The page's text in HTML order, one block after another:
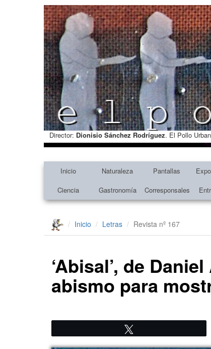
Director: Dionisio Sánchez Rodríguez. El Pollo
Inicio Naturaleza Pantallas
Ciencia
Gastronomía Corresponsales
Inicio Letras Revista nº 167
‘Abisal’, de
abismo para